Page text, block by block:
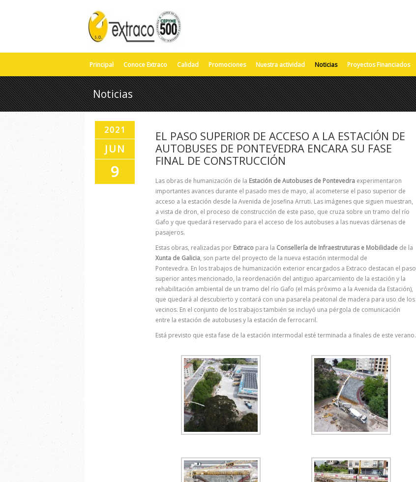
Principal Conoce Extraco Calidad Promociones Nuestra actividad Noticias Proyectos Financiados
Noticias
2021
JUN
9
EL PASO SUPERIOR DE ACCESO A LA ESTACIÓN DE
AUTOBUSES DE PONTEVEDRA ENCARA SU FASE
FINAL DE CONSTRUCCIÓN
Las obras de humanización de la Estación de Autobuses de Pontevedra experimentaron
importantes avances durante el pasado mes de mayo, al acometerse el paso superior de
acceso a la estación desde la Avenida de Josefina Arruti. Las imágenes que siguen muestran,
a vista de dron, el proceso de construcción de este paso, que cruza sobre un tramo del río
Gafo y que quedará reservado para el acceso de los autobuses a las nuevas dársenas de
pasajeros.
Estas obras, realizadas por Extraco para la Consellería de Infraestruturas e Mobilidade de la
Xunta de Galicia, son parte del proyecto de la nueva estación intermodal de
Pontevedra. En los trabajos de humanización exterior encargados a Extraco destacan el paso
superior antes mencionado, la reordenación del antiguo aparcamiento de la estación y la
rehabilitación ambiental de un tramo del río Gafo (el más próximo a la Avenida da Estación),
que quedará al descubierto y contará con una pasarela peatonal de madera para uso de los
vecinos. En el conjunto de los trabajos también se incluyó una pérgola de comunicación
entre la estación de autobuses y la estación de ferrocarril.
Está previsto que esta fase de la estación intermodal esté terminada a finales de este verano.